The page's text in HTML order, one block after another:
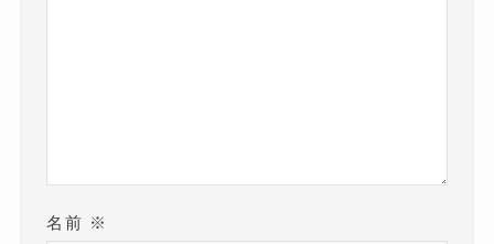
名前 ※